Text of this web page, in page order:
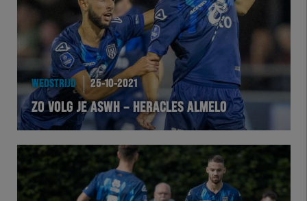
WEDSTRIJD 25-10-2021
ZO VOLG JE ASWH – HERACLES ALMELO